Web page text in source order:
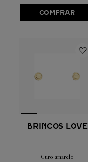
COMPRAR
BRINCOS LOVE
Ouro amarelo